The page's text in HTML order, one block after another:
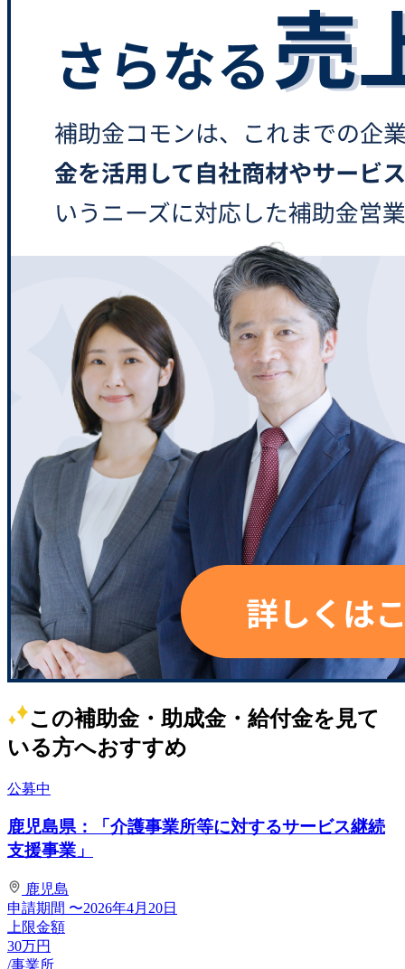
この補助金・助成金・給付金を見て
いる方へおすすめ
公募中
鹿児島県：「介護事業所等に対するサービス継続
支援事業」
鹿児島
申請期間 〜2026年4月20日
上限金額
30万円
/事業所